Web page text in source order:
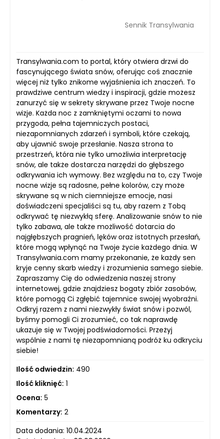
Sennik Transylwania
Transylwania.com to portal, który otwiera drzwi do
fascynującego świata snów, oferując coś znacznie
więcej niż tylko znikome wyjaśnienia ich znaczeń. To
prawdziwe centrum wiedzy i inspiracji, gdzie możesz
zanurzyć się w sekrety skrywane przez Twoje nocne
wizje. Każda noc z zamkniętymi oczami to nowa
przygoda, pełna tajemniczych postaci,
niezapomnianych zdarzeń i symboli, które czekają,
aby ujawnić swoje przesłanie. Nasza strona to
przestrzeń, która nie tylko umożliwia interpretację
snów, ale także dostarcza narzędzi do głębszego
odkrywania ich wymowy. Bez względu na to, czy Twoje
nocne wizje są radosne, pełne kolorów, czy może
skrywane są w nich ciemniejsze emocje, nasi
doświadczeni specjaliści są tu, aby razem z Tobą
odkrywać tę niezwykłą sferę. Analizowanie snów to nie
tylko zabawa, ale także możliwość dotarcia do
najgłębszych pragnień, lęków oraz istotnych przesłań,
które mogą wpłynąć na Twoje życie każdego dnia. W
Transylwania.com mamy przekonanie, że każdy sen
kryje cenny skarb wiedzy i zrozumienia samego siebie.
Zapraszamy Cię do odwiedzenia naszej strony
internetowej, gdzie znajdziesz bogaty zbiór zasobów,
które pomogą Ci zgłębić tajemnice swojej wyobraźni.
Odkryj razem z nami niezwykły świat snów i pozwól,
byśmy pomogli Ci zrozumieć, co tak naprawdę
ukazuje się w Twojej podświadomości. Przeżyj
wspólnie z nami tę niezapomnianą podróż ku odkryciu
siebie!
Ilość odwiedzin: 490
Ilość kliknięć: 1
Ocena: 5
Komentarzy: 2
Data dodania: 10.04.2024